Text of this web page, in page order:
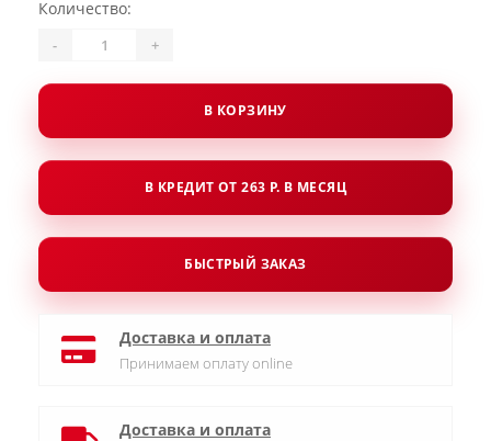
Количество:
- +
В КОРЗИНУ
В КРЕДИТ ОТ 263 Р. В МЕСЯЦ
БЫСТРЫЙ ЗАКАЗ
Доставка и оплата
Принимаем оплату online
Доставка и оплата